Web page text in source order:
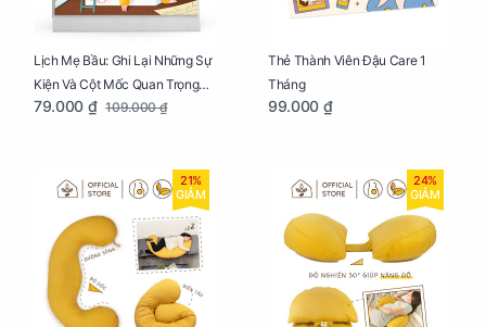
Lịch Mẹ Bầu: Ghi Lại Những Sự
Kiện Và Cột Mốc Quan Trọng
Của Mẹ Và Bé
79.000 ₫ 109.000 ₫
Thẻ Thành Viên Đậu Care 1
Tháng
99.000 ₫
21%
GIẢM
24%
GIẢM